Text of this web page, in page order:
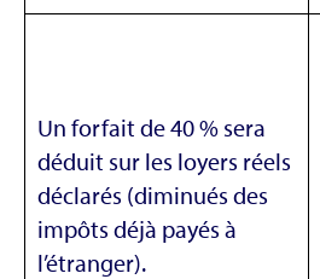
Un forfait de 40 % sera
déduit sur les loyers réels
déclarés (diminués des
impôts déjà payés à
l’étranger).